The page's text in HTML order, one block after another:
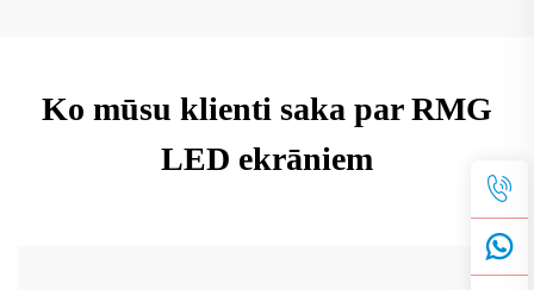
Ko mūsu klienti saka par RMG
LED ekrāniem